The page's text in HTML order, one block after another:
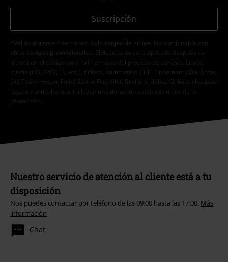
Suscripción
*Válido durante 4 semanas. Solo canjeable online. No combinable con
otros códigos promocionales. El descuento será aplicado después de
introducir el código en el primer paso del proceso de compra. Libros,
media (CD, DVD, LP, etc.), tickets, Rammstein, (Till) Lindemann, Die Ärzte,
Die Toten Hosen, Feine Sahne Fischfilet, Broilers, Böhse Onkelz, cheques-
regalo y artículos que incluyen una donación están excluidos de la
promoción.
Nuestro servicio de atención al cliente está a tu
disposición
Nos puedes contactar por teléfono de las 09:00 hasta las 17:00. Más
información
Chat